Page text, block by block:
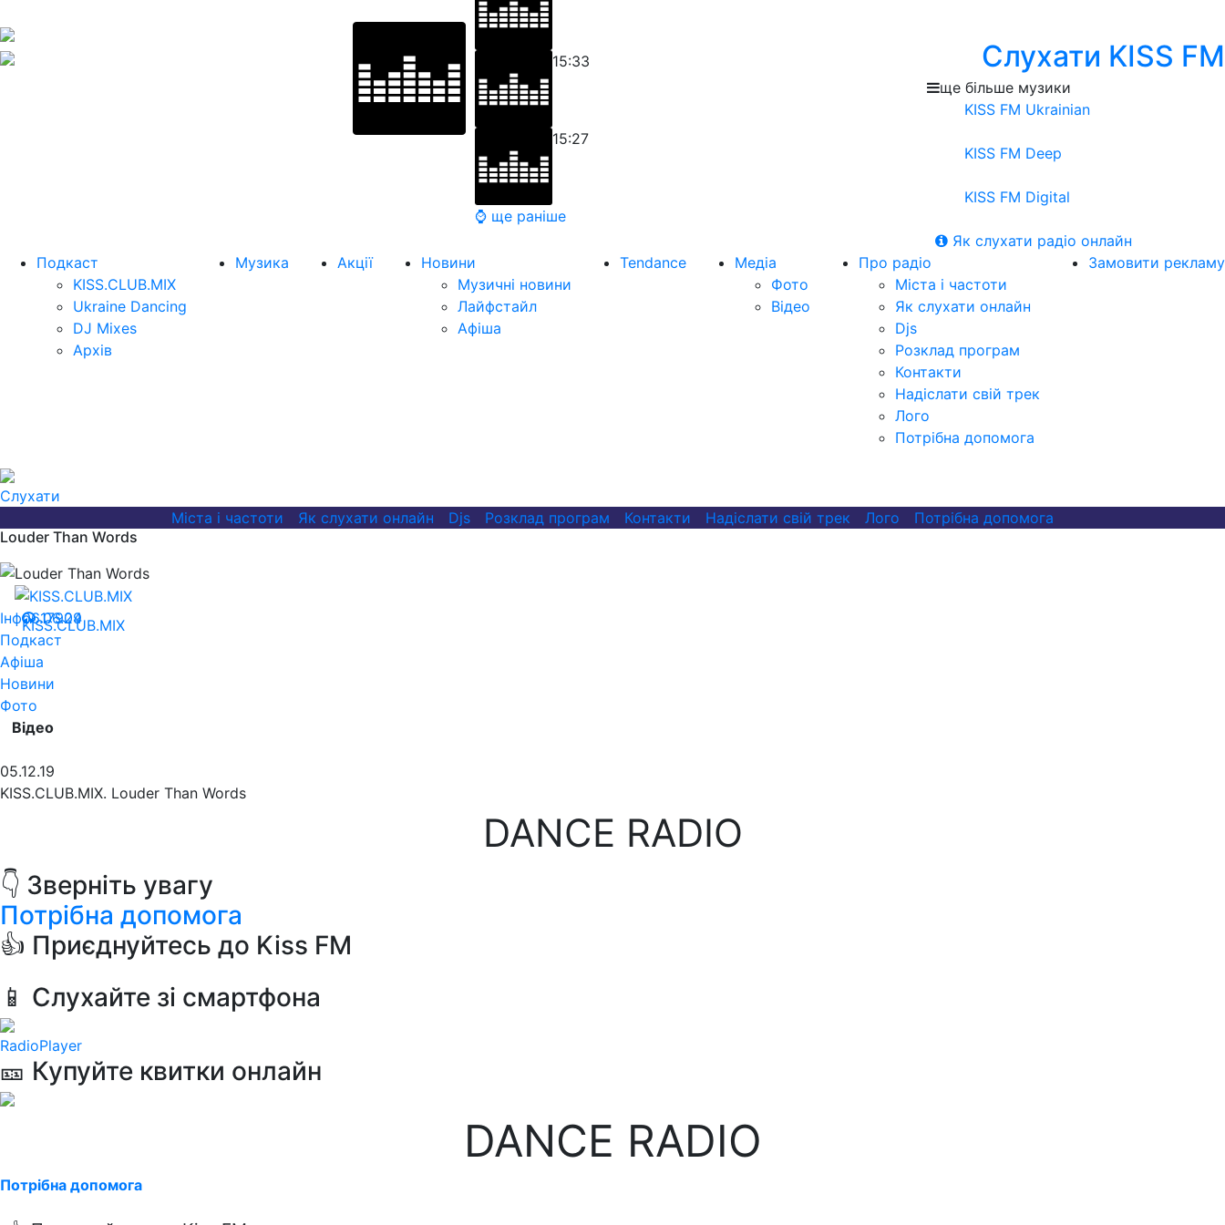
15:33
15:27
⌚ ще раніше
Слухати KISS FM
ще більше музики
KISS FM Ukrainian
KISS FM Deep
KISS FM Digital
Як слухати радіо онлайн
Подкаст
KISS.CLUB.MIX
Ukraine Dancing
DJ Mixes
Архів
Музика Акції
Новини
Музичні новини
Лайфстайл
Афіша
Tendance
Медіа
Фото
Відео
Про радіо
Міста і частоти
Як слухати онлайн
Djs
Розклад програм
Контакти
Надіслати свій трек
Лого
Потрібна допомога
Замовити рекламу
Слухати
Міста і частоти
Як слухати онлайн Djs Розклад програм Контакти Надіслати свій трек Лого
Потрібна допомога
Louder Than Words
06.06.24
17909
KISS.CLUB.MIX
Інфо
Подкаст
Афіша
Новини
Фото
Відео
05.12.19
KISS.CLUB.MIX. Louder Than Words
DANCE RADIO
👇 Зверніть увагу
Потрібна допомога
👍 Приєднуйтесь до Kiss FM
📱 Слухайте зі смартфона
RadioPlayer
🎫 Купуйте квитки онлайн
DANCE RADIO
Потрібна допомога